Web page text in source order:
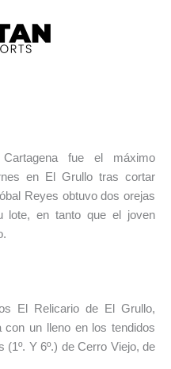
fue el máximo
en El Grullo tras cortar
Reyes obtuvo dos orejas
lote, en tanto que el joven
El Relicario de El Grullo,
un lleno en los tendidos
(1º. Y 6º.) de Cerro Viejo, de